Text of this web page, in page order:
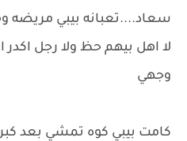
سعاد....تعبانه بيبي مريضه
لا اهل بيهم حظ ولا رجل
وجهي
كامت بيبي كوه تمشي بعد